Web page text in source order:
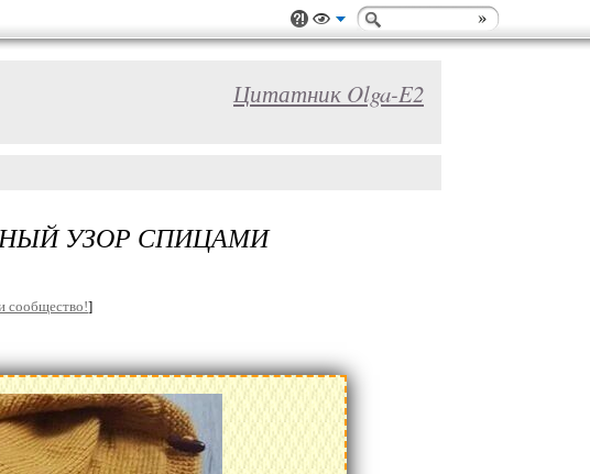
Цитатник Olga-E2
УЗОР СПИЦАМИ
сообщество!]